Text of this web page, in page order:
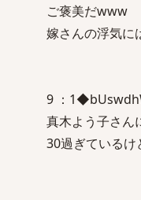
ご褒美だwww
嫁さんの浮気に
9 ：
真木よう子さん
30過ぎている